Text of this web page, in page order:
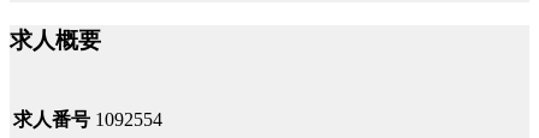
求人概要
求人番号 1092554